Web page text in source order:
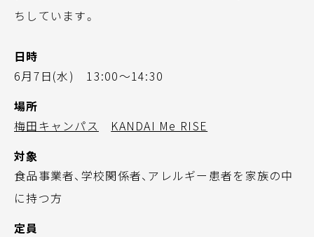
ちしています。
日時
6月7日(水) 13:00～14:30
場所
梅田キャンパス
KANDAI Me RISE
対象
食品事業者、学校関係者、アレルギー患者を家族の中
に持つ方
定員